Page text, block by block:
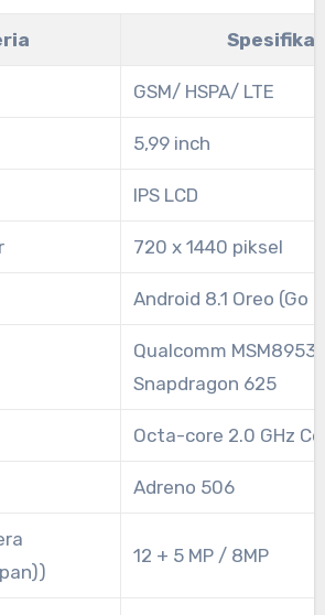
GSM/ HSPA/ LTE
5,99 inch
IPS LCD
720 x 1440 piksel
Android 8.1 Oreo (Go
Qualcomm MSM8953
Snapdragon 625
Octa-core 2.0 GHz
Adreno 506
12 + 5 MP / 8MP